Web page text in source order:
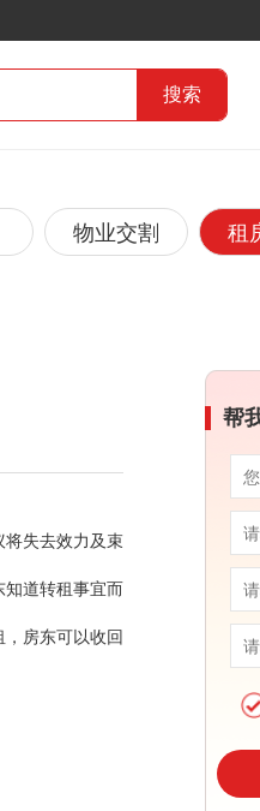
物业交割 租
将失去效力及束
知道转租事宜而
房东可以收回
帮